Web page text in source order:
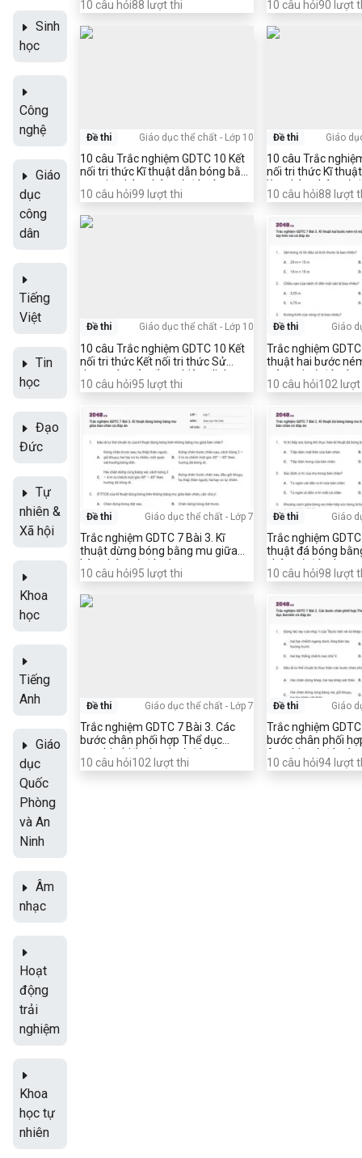
Sinh
học
Công
nghệ
Giáo
dục
công
dân
Tiếng
Việt
Tin
học
Đạo
Đức
Tự
nhiên &
Xã hội
Khoa
học
Tiếng
Anh
Giáo
dục
Quốc
Phòng
và An
Ninh
Âm
nhạc
Hoạt
động
trải
nghiệm
Khoa
học tự
nhiên
(Phần 2)
10 câu hỏi88 lượt thi
(Phần 2)
10 câu hỏi90 lượt
Đề thi Giáo dục thể chất - Lớp 10
10 câu Trắc nghiệm GDTC 10 Kết
nối tri thức Kĩ thuật dẫn bóng bằng
mu giữa bàn chân có đáp án
(Phần 2)
10 câu hỏi99 lượt thi
Đề thi Giáo
10 câu Trắc
nối tri thức Kĩ
lòng bàn chân có
10 câu hỏi88 lượt
Đề thi Giáo dục thể chất - Lớp 10
10 câu Trắc nghiệm GDTC 10 Kết
nối tri thức Kết nối tri thức Sử
dụng các yếu tố tự nhiên, dinh
dưỡng để rèn luyện sức khỏe và
(Phần 2)
10 câu hỏi95 lượt thi
Đề thi Giáo
Trắc nghiệm
thuật hai bước
trên vai có đáp án
10 câu hỏi102 lượt
Đề thi Giáo dục thể chất - Lớp 7
Trắc nghiệm GDTC 7 Bài 3. Kĩ
thuật dừng bóng bằng mu giữa
bàn chân có đáp án
10 câu hỏi95 lượt thi
Đề thi Giáo
Trắc nghiệm
thuật đá bóng
chân có đáp án
10 câu hỏi98 lượt
Đề thi Giáo dục thể chất - Lớp 7
Trắc nghiệm GDTC 7 Bài 3. Các
bước chân phối hợp Thể dục
aerobic (tiếp theo) có đáp án
10 câu hỏi102 lượt thi
Đề thi Giáo
Trắc nghiệm
bước chân phối
Aerobic có đáp án
10 câu hỏi94 lượt